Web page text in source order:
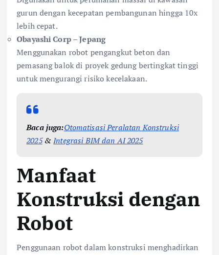
gurun dengan kecepatan pembangunan hingga 10x
lebih cepat.
Obayashi Corp – Jepang
Menggunakan robot pengangkut beton dan
pemasang balok di proyek gedung bertingkat tinggi
untuk mengurangi risiko kecelakaan.
Baca juga:Otomatisasi Peralatan Konstruksi
2025&Integrasi BIM dan AI 2025
Manfaat
Konstruksi dengan
Robot
Penggunaan robot dalam konstruksi menghadirkan